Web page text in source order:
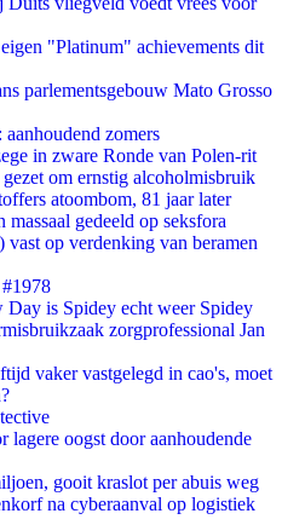
"Platinum" achievements dit
parlementsgebouw Mato Grosso
zomers
in zware Ronde van Polen-rit
om ernstig alcoholmisbruik
atoombom, 81 jaar later
gedeeld op seksfora
op verdenking van beramen
is Spidey echt weer Spidey
zorgprofessional Jan
vaker vastgelegd in cao's, moet
lagere oogst door aanhoudende
gooit kraslot per abuis weg
na cyberaanval op logistiek